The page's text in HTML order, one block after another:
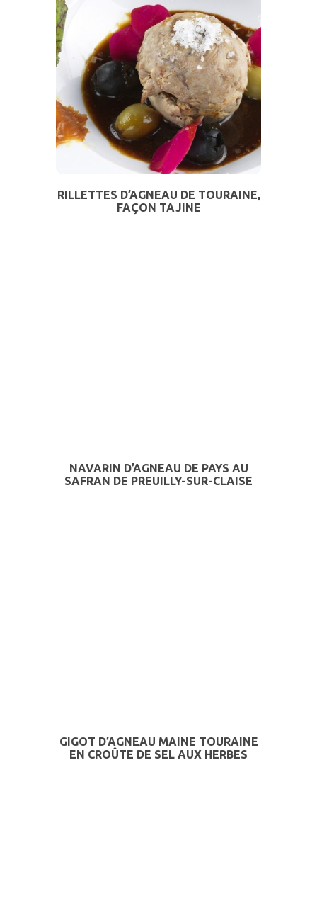
RILLETTES D’AGNEAU DE TOURAINE,
FAÇON TAJINE
NAVARIN D’AGNEAU DE PAYS AU
SAFRAN DE PREUILLY-SUR-CLAISE
GIGOT D’AGNEAU MAINE TOURAINE
EN CROÛTE DE SEL AUX HERBES